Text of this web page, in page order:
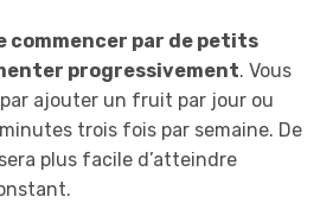
commencer par de petits
progressivement. Vous
ajouter un fruit par jour ou
trois fois par semaine. De
plus facile d’atteindre